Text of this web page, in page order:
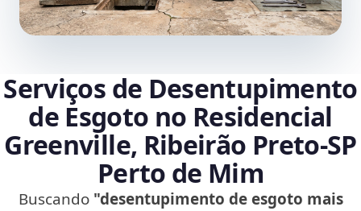
Serviços de Desentupimento
de Esgoto no Residencial
Greenville, Ribeirão Preto‑SP
Perto de Mim
Buscando "desentupimento de esgoto mais